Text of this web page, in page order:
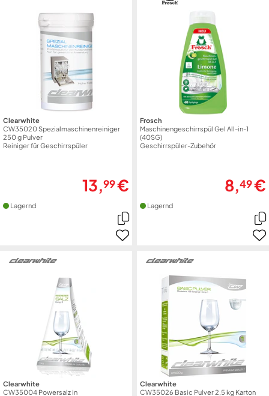
Clearwhite
CW35020 Spezialmaschinenreiniger
250 g Pulver
Reiniger für Geschirrspüler
13,99€
Lagernd
Frosch
Maschinengeschirrspül Gel All-in-1
(40SG)
Geschirrspüler-Zubehör
8,49€
Lagernd
Clearwhite
CW35004 Powersalz in
Clearwhite
CW35026 Basic Pulver 2,5 kg Karton